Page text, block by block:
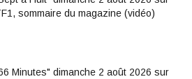
sommaire du magazine (vidéo)
Minutes" dimanche 2 août 2026 sur